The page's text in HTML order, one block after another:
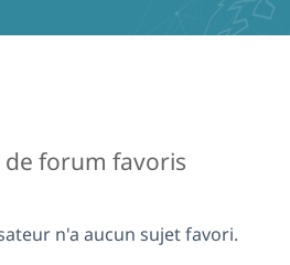
de forum favoris
n'a aucun sujet favori.